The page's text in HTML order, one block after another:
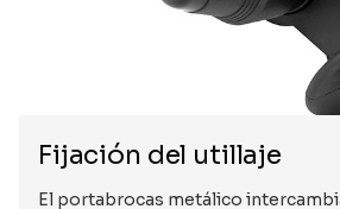
Fijación del utillaje
El portabrocas metálico